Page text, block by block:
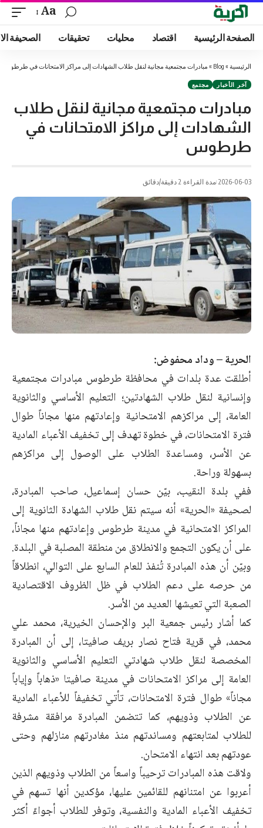
Aa
الصفحة الرئيسية اقتصاد محليات تحقيقات الصحيفة
الرئيسية »
Blog
» مبادرات مجتمعية مجانية لنقل طلاب الشهادات إلى مراكز الامتحانات في طرطوس
آخر الأخبار مجتمع
مبادرات مجتمعية مجانية لنقل طلاب
الشهادات إلى مراكز الامتحانات في
طرطوس
2026-06-03 مدة القراءة 2 دقيقة/دقائق
الحرية – وداد محفوض:
أطلقت عدة بلدات في محافظة طرطوس مبادرات مجتمعية
وإنسانية لنقل طلاب الشهادتين؛ التعليم الأساسي والثانوية
العامة، إلى مراكزهم الامتحانية وإعادتهم منها مجاناً طوال
فترة الامتحانات، في خطوة تهدف إلى تخفيف الأعباء المادية
عن الأسر، ومساعدة الطلاب على الوصول إلى مراكزهم
بسهولة وراحة.
ففي بلدة النقيب، بيّن حسان إسماعيل، صاحب المبادرة،
لصحيفة «الحرية» أنه سيتم نقل طلاب الشهادة الثانوية إلى
المراكز الامتحانية في مدينة طرطوس وإعادتهم منها مجاناً،
على أن يكون التجمع والانطلاق من منطقة المصلبة في البلدة.
وبيّن أن هذه المبادرة تُنفذ للعام السابع على التوالي، انطلاقاً
من حرصه على دعم الطلاب في ظل الظروف الاقتصادية
الصعبة التي تعيشها العديد من الأسر.
كما أشار رئيس جمعية البر والإحسان الخيرية، محمد علي
محمد، في قرية فتاح نصار بريف صافيتا، إلى أن المبادرة
المخصصة لنقل طلاب شهادتي التعليم الأساسي والثانوية
العامة إلى مراكز الامتحانات في مدينة صافيتا «ذهاباً وإياباً
مجاناً» طوال فترة الامتحانات، تأتي تخفيفاً للأعباء المادية
عن الطلاب وذويهم، كما تتضمن المبادرة مرافقة مشرفة
للطلاب لمتابعتهم ومساندتهم منذ مغادرتهم منازلهم وحتى
عودتهم بعد انتهاء الامتحان.
ولاقت هذه المبادرات ترحيباً واسعاً من الطلاب وذويهم الذين
أعربوا عن امتنانهم للقائمين عليها، مؤكدين أنها تسهم في
تخفيف الأعباء المادية والنفسية، وتوفر للطلاب أجواءً أكثر